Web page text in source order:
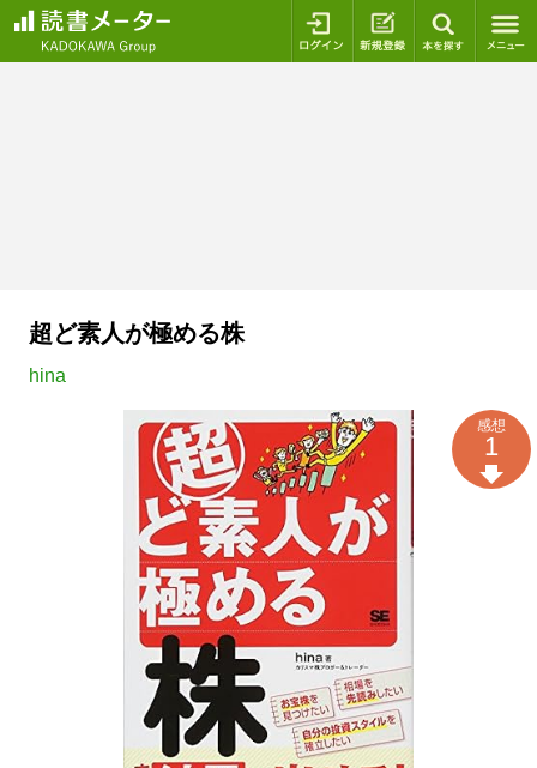
ログイン 新規登録
超ど素人が極める株
hina
感想
1